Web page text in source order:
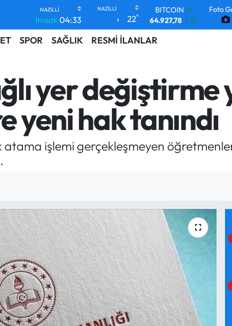
İmsak04:33 22°
DOLAR
47,5894 0.08
EURO
55,0398
6508.83 4.44
BİST100
Foto
SPOR SAĞLIK RESMİ İLANLAR
yer
hak tanındı
işlemi gerçekleşmeyen